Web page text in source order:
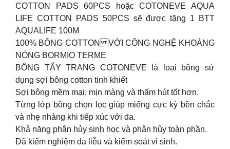
COTTON PADS 60PCS hoặc COTONEVE AQUA
LIFE COTTON PADS 50PCS sẽ được tặng 1 BTT
AQUALIFE 100M
100% BÔNG COTTON VỚI CÔNG NGHỆ KHOÁNG
NÓNG BORMIO TERME
BÔNG TẨY TRANG COTONEVE là loại bông sử
dụng sợi bông cotton tinh khiết
Sợi bông mềm mại, mịn màng và thấm hút tốt hơn.
Từng lớp bông chọn lọc giúp miếng cực kỳ bền chắc
và nhẹ nhàng khi tiếp xúc với da.
Khả năng phân hủy sinh học và phân hủy toàn phần.
Đã kiểm nghiệm da liễu và kiểm soát vi sinh.